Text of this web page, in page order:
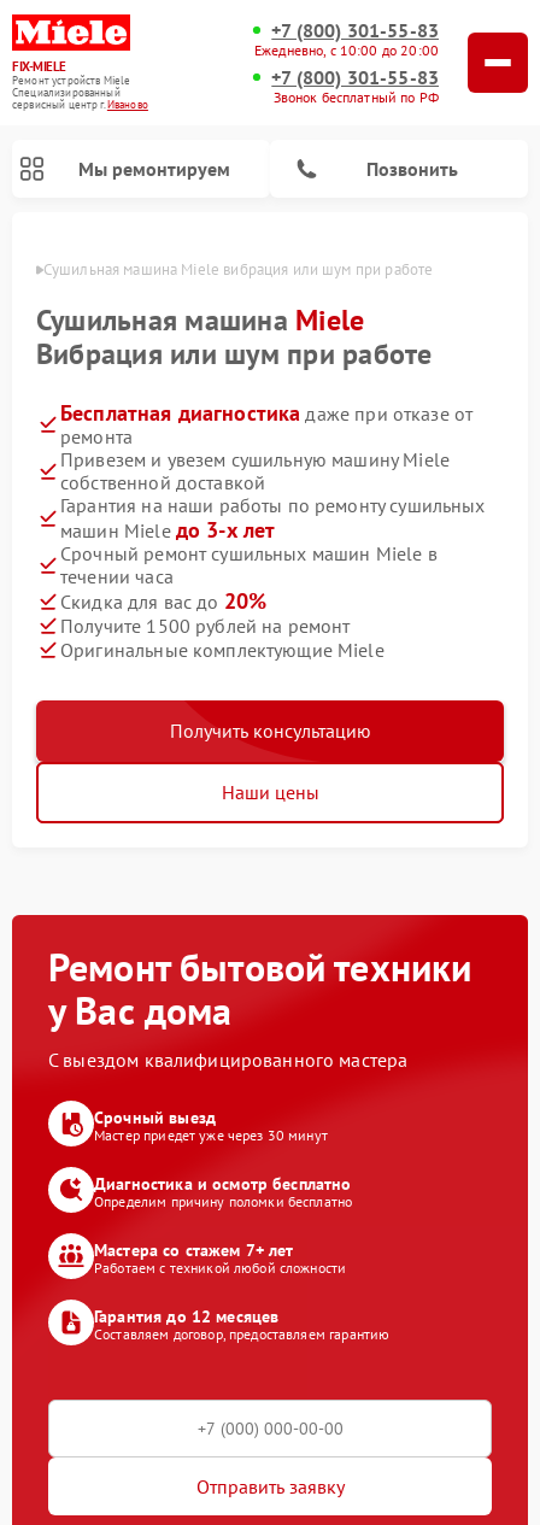
FIX-MIELE
Ремонт устройств Miele
Специализированный
cервисный центр г.Иваново
+7 (800) 301-55-83
Ежедневно, с 10:00 до 20:00
+7 (800) 301-55-83
Звонок бесплатный по РФ
Мы ремонтируем Позвонить
Сушильная машина Miele вибрация или шум при работе
Сушильная машина Miele
Вибрация или шум при работе
Бесплатная диагностика даже при отказе от
ремонта
Привезем и увезем сушильную машину Miele
собственной доставкой
Гарантия на наши работы по ремонту сушильных
машин Miele до 3-х лет
Срочный ремонт сушильных машин Miele в
течении часа
Скидка для вас до 20%
Получите 1500 рублей на ремонт
Оригинальные комплектующие Miele
Получить консультацию
Наши цены
Ремонт бытовой техники
у Вас дома
С выездом квалифицированного мастера
Срочный выезд
Мастер приедет уже через 30 минут
Диагностика и осмотр бесплатно
Определим причину поломки бесплатно
Мастера со стажем 7+ лет
Работаем с техникой любой сложности
Гарантия до 12 месяцев
Составляем договор, предоставляем гарантию
Отправить заявку